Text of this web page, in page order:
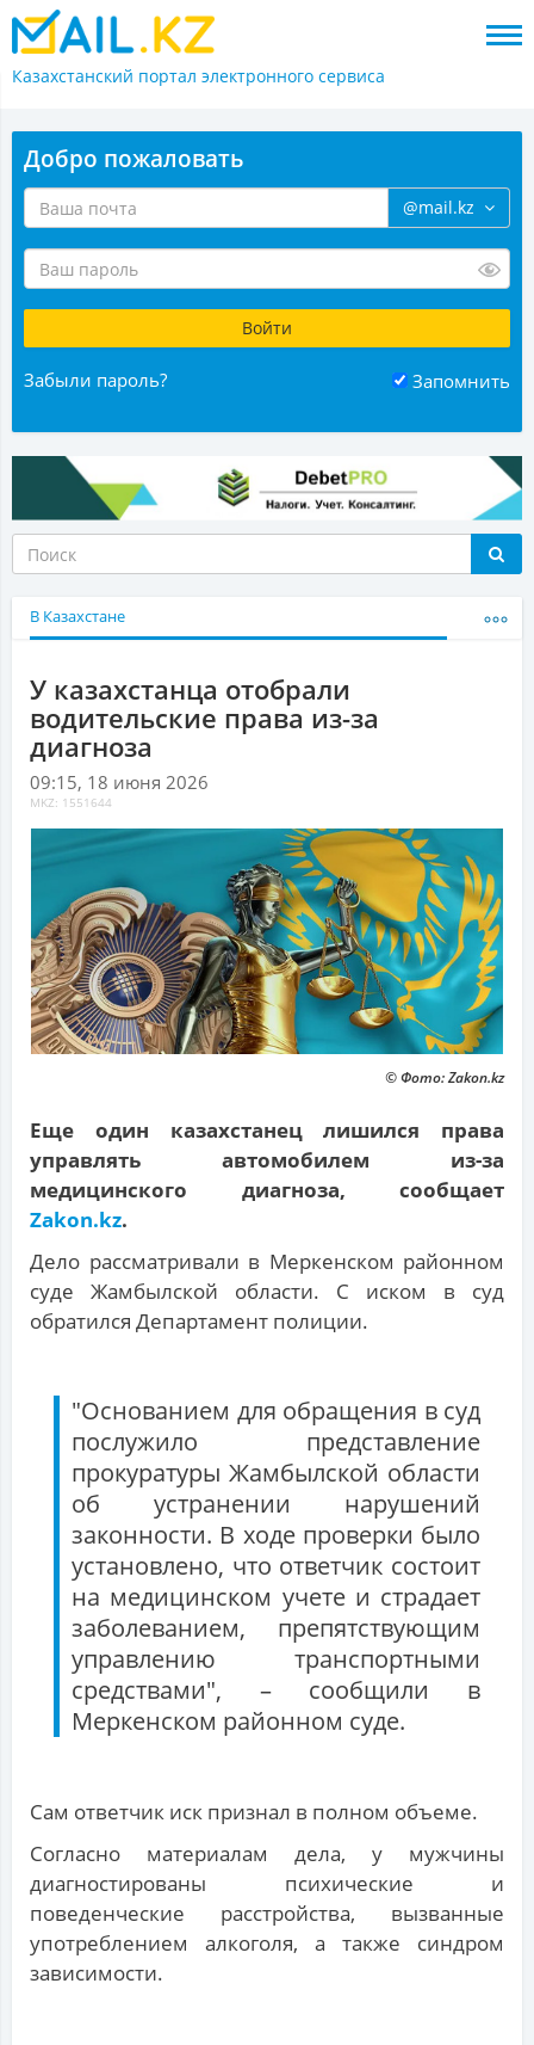
Казахстанский портал электронного сервиса
Добро пожаловать
@mail.kz
Забыли пароль? Запомнить
В Казахстане
У казахстанца отобрали
водительские права из-за
диагноза
09:15, 18 июня 2026
MKZ: 1551644
© Фото: Zakon.kz
Еще один казахстанец лишился права
управлять автомобилем из-за
медицинского диагноза, сообщает
Zakon.kz.
Дело рассматривали в Меркенском районном
суде Жамбылской области. С иском в суд
обратился Департамент полиции.
"Основанием для обращения в суд
послужило представление
прокуратуры Жамбылской области
об устранении нарушений
законности. В ходе проверки было
установлено, что ответчик состоит
на медицинском учете и страдает
заболеванием, препятствующим
управлению транспортными
средствами", – сообщили в
Меркенском районном суде.
Сам ответчик иск признал в полном объеме.
Согласно материалам дела, у мужчины
диагностированы психические и
поведенческие расстройства, вызванные
употреблением алкоголя, а также синдром
зависимости.